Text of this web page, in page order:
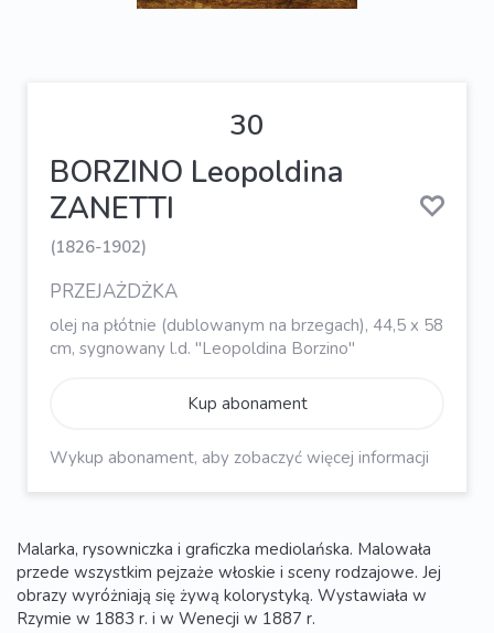
30
BORZINO Leopoldina
ZANETTI
(1826-1902)
PRZEJAŻDŻKA
olej na płótnie (dublowanym na brzegach), 44,5 x 58
cm, sygnowany l.d. "Leopoldina Borzino"
Kup abonament
Wykup abonament, aby zobaczyć więcej informacji
Malarka, rysowniczka i graficzka mediolańska. Malowała
przede wszystkim pejzaże włoskie i sceny rodzajowe. Jej
obrazy wyróżniają się żywą kolorystyką. Wystawiała w
Rzymie w 1883 r. i w Wenecji w 1887 r.